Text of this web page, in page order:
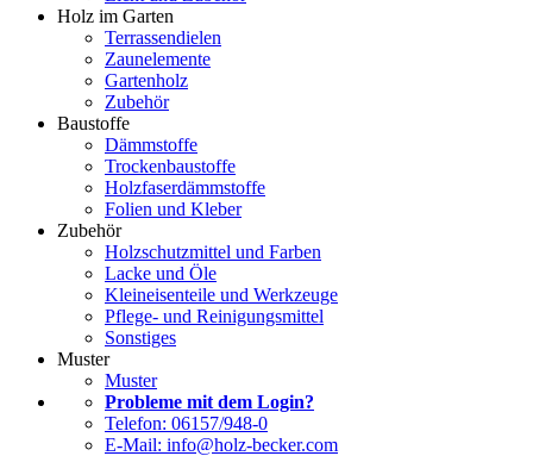
Holz im Garten
Terrassendielen
Zaunelemente
Gartenholz
Zubehör
Baustoffe
Dämmstoffe
Trockenbaustoffe
Holzfaserdämmstoffe
Folien und Kleber
Zubehör
Holzschutzmittel und Farben
Lacke und Öle
Kleineisenteile und Werkzeuge
Pflege- und Reinigungsmittel
Sonstiges
Muster
Muster
Probleme mit dem Login?
Telefon: 06157/948-0
E-Mail: info@holz-becker.com